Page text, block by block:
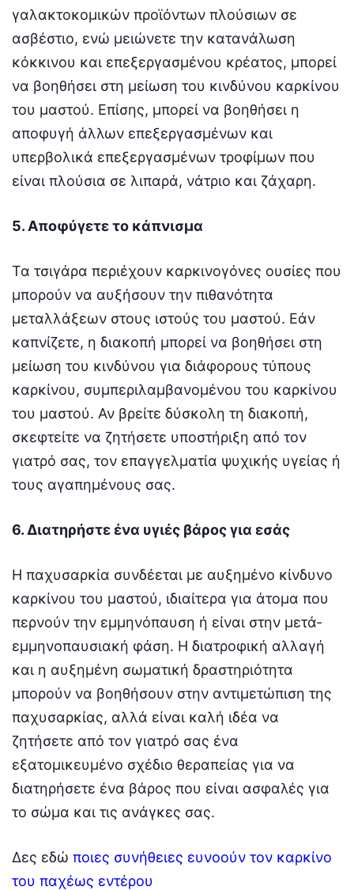
γαλακτοκομικών προϊόντων πλούσιων σε
ασβέστιο, ενώ μειώνετε την κατανάλωση
κόκκινου και επεξεργασμένου κρέατος, μπορεί
να βοηθήσει στη μείωση του κινδύνου καρκίνου
του μαστού. Επίσης, μπορεί να βοηθήσει η
αποφυγή άλλων επεξεργασμένων και
υπερβολικά επεξεργασμένων τροφίμων που
είναι πλούσια σε λιπαρά, νάτριο και ζάχαρη.
5. Αποφύγετε το κάπνισμα
Τα τσιγάρα περιέχουν καρκινογόνες ουσίες που
μπορούν να αυξήσουν την πιθανότητα
μεταλλάξεων στους ιστούς του μαστού. Εάν
καπνίζετε, η διακοπή μπορεί να βοηθήσει στη
μείωση του κινδύνου για διάφορους τύπους
καρκίνου, συμπεριλαμβανομένου του καρκίνου
του μαστού. Αν βρείτε δύσκολη τη διακοπή,
σκεφτείτε να ζητήσετε υποστήριξη από τον
γιατρό σας, τον επαγγελματία ψυχικής υγείας ή
τους αγαπημένους σας.
6. Διατηρήστε ένα υγιές βάρος για εσάς
Η παχυσαρκία συνδέεται με αυξημένο κίνδυνο
καρκίνου του μαστού, ιδιαίτερα για άτομα που
περνούν την εμμηνόπαυση ή είναι στην μετά-
εμμηνοπαυσιακή φάση. Η διατροφική αλλαγή
και η αυξημένη σωματική δραστηριότητα
μπορούν να βοηθήσουν στην αντιμετώπιση της
παχυσαρκίας, αλλά είναι καλή ιδέα να
ζητήσετε από τον γιατρό σας ένα
εξατομικευμένο σχέδιο θεραπείας για να
διατηρήσετε ένα βάρος που είναι ασφαλές για
το σώμα και τις ανάγκες σας.
Δες εδώ ποιες συνήθειες ευνοούν τον καρκίνο
του παχέως εντέρου